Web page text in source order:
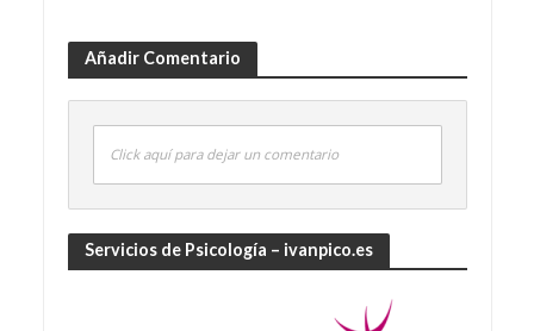
Añadir Comentario
Click aquí para dejar un comentario
Servicios de Psicología – ivanpico.es